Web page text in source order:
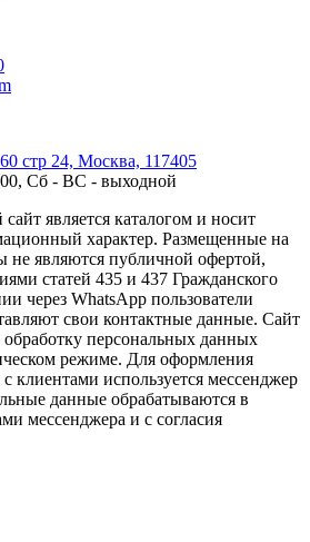
стр 24, Москва, 117405
Сб - ВС - выходной
является каталогом и носит
характер. Размещенные на
не являются публичной офертой,
статей 435 и 437 Гражданского
через WhatsApp пользователи
свои контактные данные. Сайт
обработку персональных данных
режиме. Для оформления
клиентами используется мессенджер
данные обрабатываются в
мессенджера и с согласия